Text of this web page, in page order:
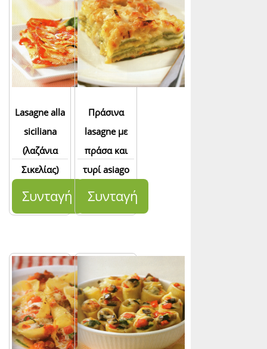
Lasagne alla
siciliana
(λαζάνια
Σικελίας)
Συνταγή
Πράσινα
lasagne με
πράσα και
τυρί asiago
Συνταγή